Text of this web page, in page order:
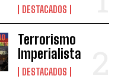
DESTACADOS
Terrorismo
Imperialista
DESTACADOS